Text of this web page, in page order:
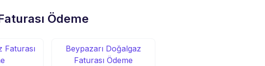
Ödeme
Faturası
Beypazarı Doğalgaz
Faturası Ödeme